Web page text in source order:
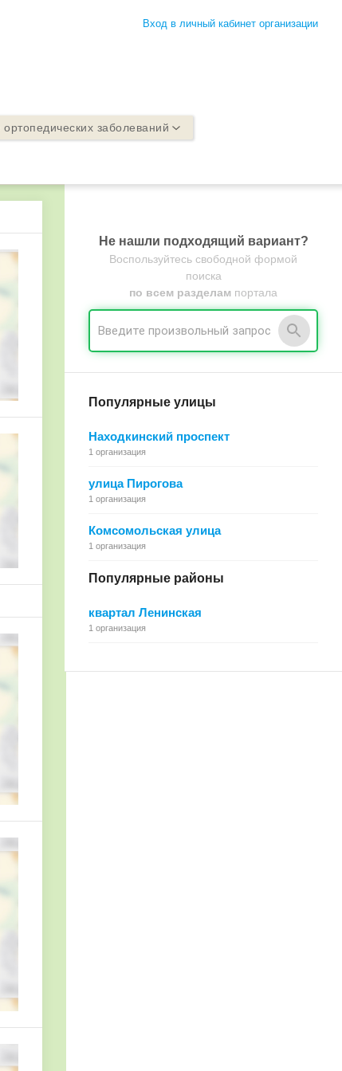
Вход в личный кабинет организации
заболеваний
лаборатория
Не нашли подходящий вариант?
Воспользуйтесь свободной формой
поиска
по всем разделам портала
Популярные улицы
Находкинский проспект
1 организация
улица Пирогова
1 организация
Комсомольская улица
1 организация
Популярные районы
квартал Ленинская
1 организация